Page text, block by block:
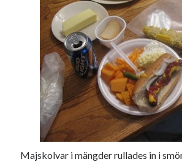
Majskolvar i mängder rullades in i